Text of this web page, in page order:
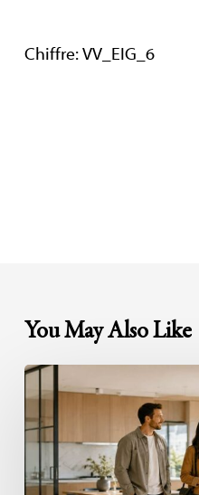
Chiffre: VV_EIG_6
You May Also Like
Besichtigungen
professionell
organisieren:
wird